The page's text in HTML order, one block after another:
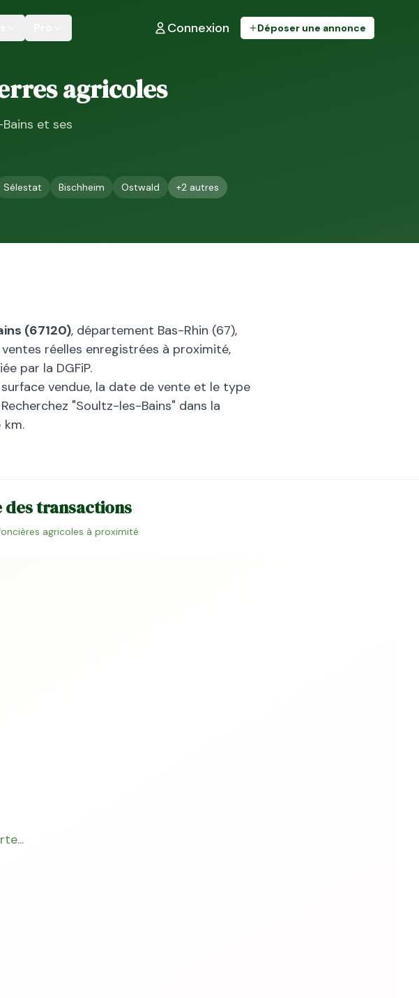
Connexion
Déposer une annonce
agricoles
et ses
Sélestat Bischheim Ostwald +2 autres
(67120), département Bas-Rhin (67),
réelles enregistrées à proximité,
par la DGFiP.
vendue, la date de vente et le type
"Soultz-les-Bains" dans la
des transactions
agricoles à proximité